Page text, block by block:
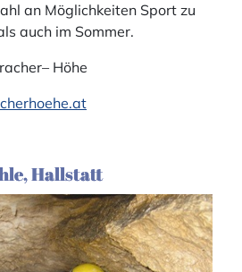
an Möglichkeiten Sport zu
auch im Sommer.
Höhe
Hallstatt